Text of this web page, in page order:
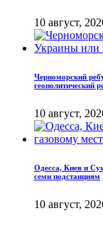
10 август,
Черноморский
геополитический
10 август,
Одесса, Киев и
семи подстанциям
10 август,